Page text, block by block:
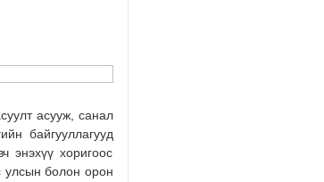
асууж, санал
байгууллагууд
энэхүү хоригоос
улсын болон орон